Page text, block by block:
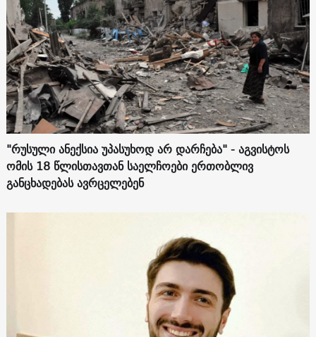
"რუსული ანექსია უპასუხოდ არ დარჩება" - აგვისტოს
ომის 18 წლისთავთან საელჩოები ერთობლივ
განცხადებას ავრცელებენ